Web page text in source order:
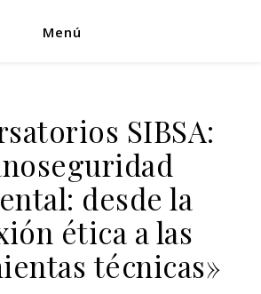
Menú
SIBSA:
desde la
ética a las
técnicas»